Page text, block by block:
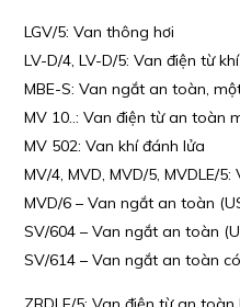
LGV/5: Van thông hơi
LV-D/4, LV-D/5: Van điện từ
MBE-S: Van ngắt an toàn,
MV 10..: Van điện từ an toàn
MV 502: Van khí đánh lửa
MV/4, MVD, MVD/5, MVDLE/
MVD/6 – Van ngắt an toàn
SV/604 – Van ngắt an toàn
SV/614 – Van ngắt an toàn